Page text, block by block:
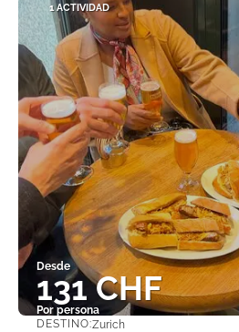
1 ACTIVIDAD
Desde
131 CHF
Por persona
DESTINO:Zurich